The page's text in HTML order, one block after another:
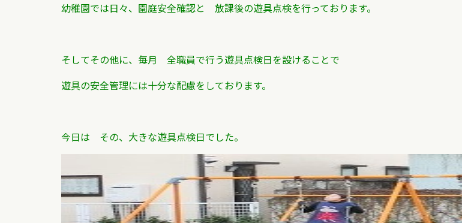
幼稚園では日々、園庭安全確認と 放課後の遊具点検を行っております。
そしてその他に、毎月 全職員で行う遊具点検日を設けることで
遊具の安全管理には十分な配慮をしております。
今日は その、大きな遊具点検日でした。